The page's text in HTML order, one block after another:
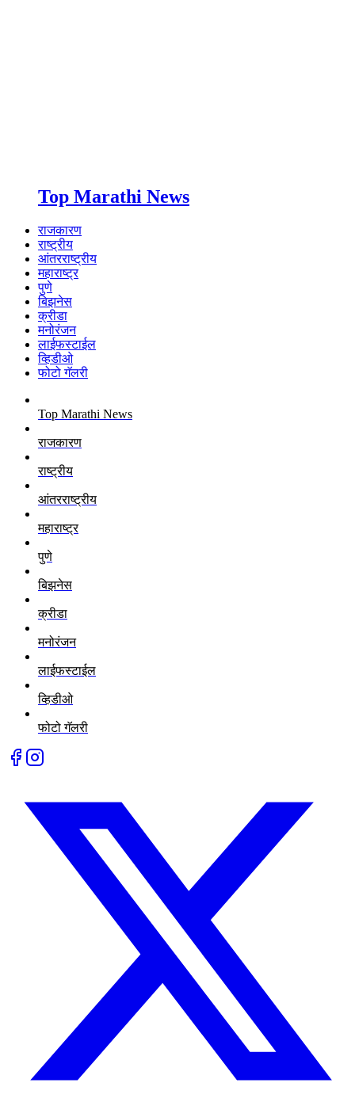
Top Marathi News
राजकारण
राष्ट्रीय
आंतरराष्ट्रीय
महाराष्ट्र
पुणे
बिझनेस
क्रीडा
मनोरंजन
लाईफस्टाईल
व्हिडीओ
फोटो गॅलरी
Top Marathi News
राजकारण
राष्ट्रीय
आंतरराष्ट्रीय
महाराष्ट्र
पुणे
बिझनेस
क्रीडा
मनोरंजन
लाईफस्टाईल
व्हिडीओ
फोटो गॅलरी